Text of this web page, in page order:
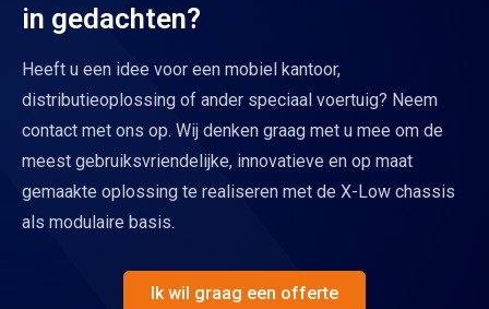
in gedachten?
Heeft u een idee voor een mobiel kantoor,
distributieoplossing of ander speciaal voertuig? Neem
contact met ons op. Wij denken graag met u mee om de
meest gebruiksvriendelijke, innovatieve en op maat
gemaakte oplossing te realiseren met de X-Low chassis
als modulaire basis.
Ik wil graag een offerte